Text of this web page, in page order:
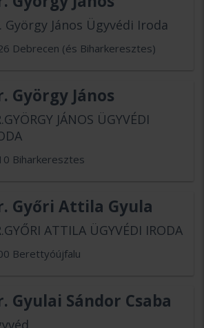
György János Ügyvédi Iroda
Debrecen (és Biharkeresztes)
György János
JÁNOS ÜGYVÉDI
Biharkeresztes
Győri Attila Gyula
ATTILA ÜGYVÉDI IRODA
Berettyóújfalu
Gyulai Sándor Csaba